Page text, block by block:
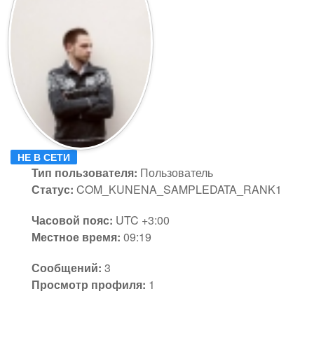
НЕ В СЕТИ
Тип пользователя: Пользователь
Статус: COM_KUNENA_SAMPLEDATA_RANK1
Часовой пояс: UTC +3:00
Местное время: 09:19
Сообщений: 3
Просмотр профиля: 1